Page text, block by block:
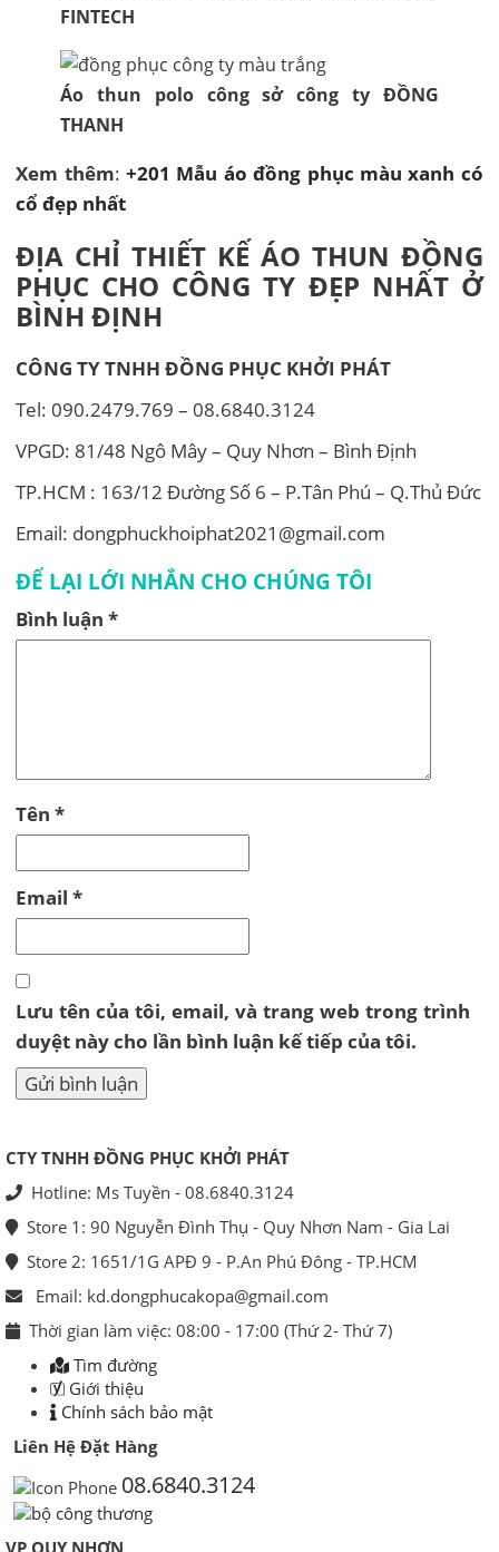
FINTECH
Áo thun polo công sở công ty ĐỒNG
THANH
Xem thêm:+201 Mẫu áo đồng phục màu xanh có
cổ đẹp nhất
ĐỊA CHỈ THIẾT KẾ ÁO THUN ĐỒNG
PHỤC CHO CÔNG TY ĐẸP NHẤT Ở
BÌNH ĐỊNH
CÔNG TY TNHH ĐỒNG PHỤC KHỞI PHÁT
Tel: 090.2479.769 – 08.6840.3124
VPGD: 81/48 Ngô Mây – Quy Nhơn – Bình Định
TP.HCM : 163/12 Đường Số 6 – P.Tân Phú – Q.Thủ Đức
Email: dongphuckhoiphat2021@gmail.com
ĐỂ LẠI LỚI NHẮN CHO CHÚNG TÔI
Bình luận*
Tên*
Email*
Lưu tên của tôi, email, và trang web trong trình
duyệt này cho lần bình luận kế tiếp của tôi.
CTY TNHH ĐỒNG PHỤC KHỞI PHÁT
Hotline: Ms Tuyền - 08.6840.3124
Store 1: 90 Nguyễn Đình Thụ - Quy Nhơn Nam - Gia Lai
Store 2: 1651/1G APĐ 9 - P.An Phú Đông - TP.HCM
Email: kd.dongphucakopa@gmail.com
Thời gian làm việc: 08:00 - 17:00 (Thứ 2- Thứ 7)
Tìm đường
Giới thiệu
Chính sách bảo mật
Liên Hệ Đặt Hàng
08.6840.3124